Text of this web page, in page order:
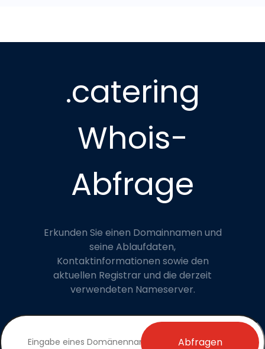
.catering
Whois-
Abfrage
Erkunden Sie einen Domainnamen und
seine Ablaufdaten,
Kontaktinformationen sowie den
aktuellen Registrar und die derzeit
verwendeten Nameserver.
Abfragen